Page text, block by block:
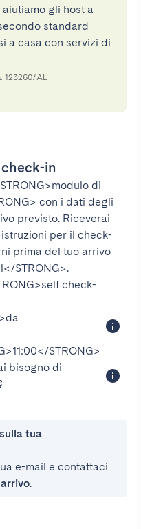
gli host a
standard
a casa con servizi di
123260/AL
in
di
con i dati degli
previsto. Riceverai
per il check-
prima del tuo arrivo
STRONG>.
check-
STRONG>
bisogno di
tua
e-mail e contattaci
.